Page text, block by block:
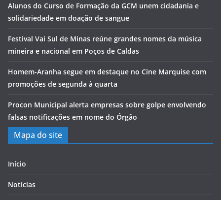
Alunos do Curso de Formação da GCM unem cidadania e
solidariedade em doação de sangue
Festival Vai Sul de Minas reúne grandes nomes da música
mineira e nacional em Poços de Caldas
Homem-Aranha segue em destaque no Cine Marquise com
promoções de segunda à quarta
Procon Municipal alerta empresas sobre golpe envolvendo
falsas notificações em nome do Órgão
Mapa do site
Início
Notícias